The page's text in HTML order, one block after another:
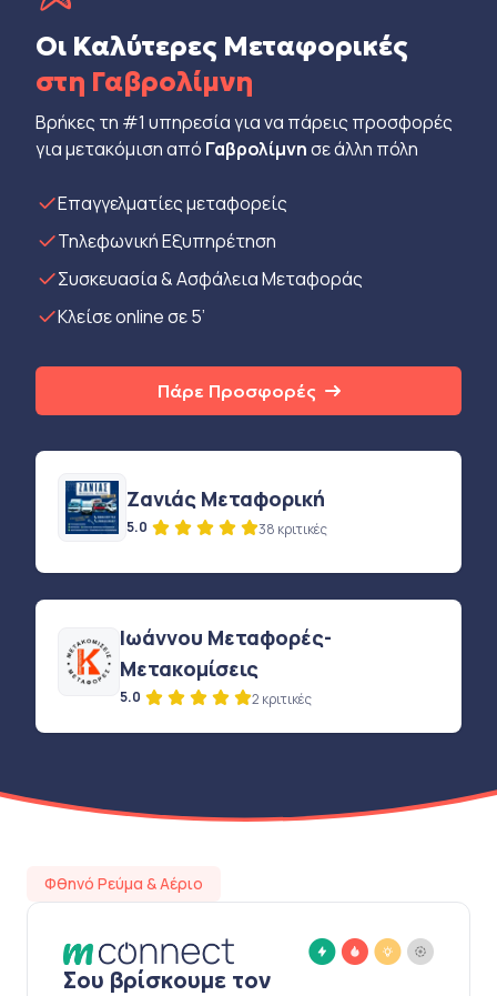
Οι Καλύτερες Μεταφορικές
στη Γαβρολίμνη
Βρήκες τη #1 υπηρεσία για να πάρεις προσφορές
για μετακόμιση από Γαβρολίμνησε άλλη πόλη
Eπαγγελματίες μεταφορείς
Τηλεφωνική Εξυπηρέτηση
Συσκευασία & Ασφάλεια Μεταφοράς
Κλείσε online σε 5’
Πάρε Προσφορές
Ζανιάς Μεταφορική
5.0 38 κριτικές
Ιωάννου Μεταφορές-
Μετακομίσεις
5.0 2 κριτικές
Φθηνό Ρεύμα & Αέριο
Σου βρίσκουμε τον